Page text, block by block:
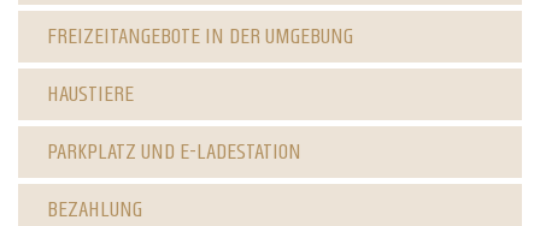
FREIZEITANGEBOTE IN DER UMGEBUNG
HAUSTIERE
PARKPLATZ UND E-LADESTATION
BEZAHLUNG